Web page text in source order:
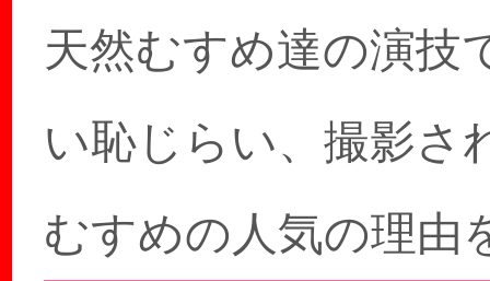
天然むすめ達の演技
い恥じらい、撮影さ
むすめの人気の理由